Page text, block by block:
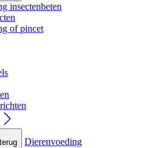
insectenbeten
of pincet
Dierenvoeding